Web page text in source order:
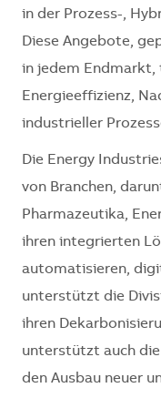
in der Prozess-,
Diese Angebote,
in jedem
Energieeffizienz,
industrieller
Die Energy
von Branchen,
Pharmazeutika,
ihren integrierten
automatisieren,
unterstützt die
ihren
unterstützt auch
den Ausbau neuer